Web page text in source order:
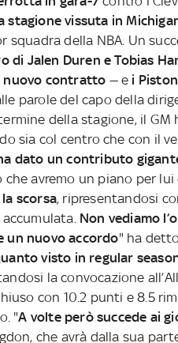
stagione vissuta in
squadra della NBA. Un
di Jalen Duren e Tobias
nuovo contratto — e i
parole del capo della
della stagione, il GM
sia col centro che con il
dato un contributo
che avremo un piano per lui
scorsa, ripresentandosi
accumulata. Non vediamo
un nuovo accordo" ha
visto in regular
la convocazione
con 10.2 punti e 8.5
"A volte però succede ai
che avrà dalla sua